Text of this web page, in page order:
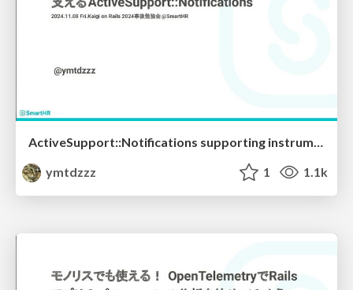
ActiveSupport::Notifications supporting instrumentation of Rails apps with OpenTelemetry
ymtdzzz
1 1.1k